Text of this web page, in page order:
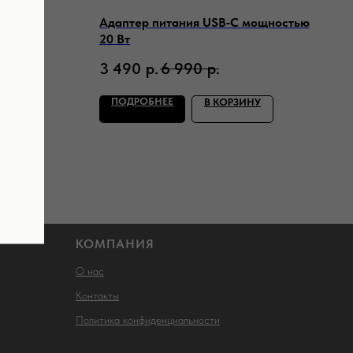
Адаптер питания USB‑C мощностью
20 Вт
3 490 р.6 990 р.
ПОДРОБНЕЕ В КОРЗИНУ
КОМПАНИЯ
О нас
Контакты
Политика конфиденциальности